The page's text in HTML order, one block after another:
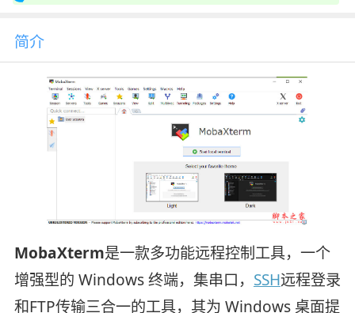
简介
MobaXterm是一款多功能远程控制工具，一个
增强型的 Windows 终端，集串口， SSH远程登录
和FTP传输三合一的工具，其为 Windows 桌面提